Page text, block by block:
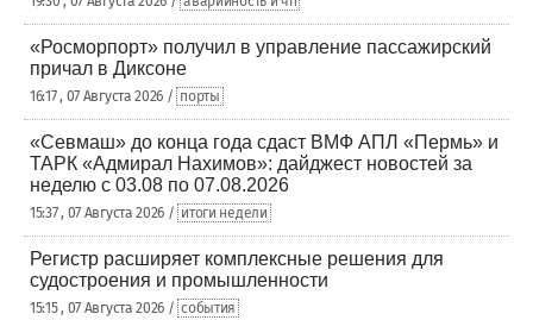
«Росморпорт» получил в управление пассажирский
причал в Диксоне
16:17 , 07 Августа 2026 / порты
«Севмаш» до конца года сдаст ВМФ АПЛ «Пермь» и
ТАРК «Адмирал Нахимов»: дайджест новостей за
неделю с 03.08 по 07.08.2026
15:37 , 07 Августа 2026 / итоги недели
Регистр расширяет комплексные решения для
судостроения и промышленности
15:15 , 07 Августа 2026 / события